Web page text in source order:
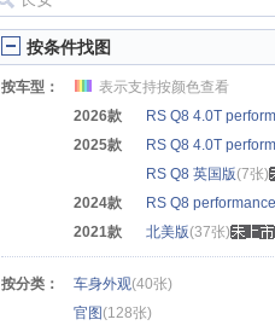
按条件找图
按车型：
表示支持按颜色查看
2026款
RS Q8 4.0T
2025款
RS Q8 4.0T
RS Q8 英国版(7张)
2024款
RS Q8
2021款
北美版(37张)
按分类： 车身外观(40张)
官图(128张)